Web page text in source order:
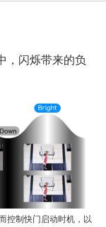
，闪烁带来的负
控制快门启动时机，以